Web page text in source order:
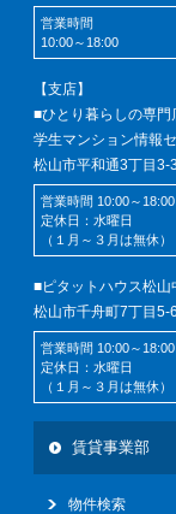
営業時間
10:00～18:00
【支店】
■ひとり暮らしの専門
学生マンション情報
松山市平和通3丁目3-
営業時間 10:00～18:00
定休日：水曜日
（１月～３月は無休）
■ピタットハウス松山
松山市千舟町7丁目5-6
営業時間 10:00～18:00
定休日：水曜日
（１月～３月は無休）
賃貸事業部
物件検索